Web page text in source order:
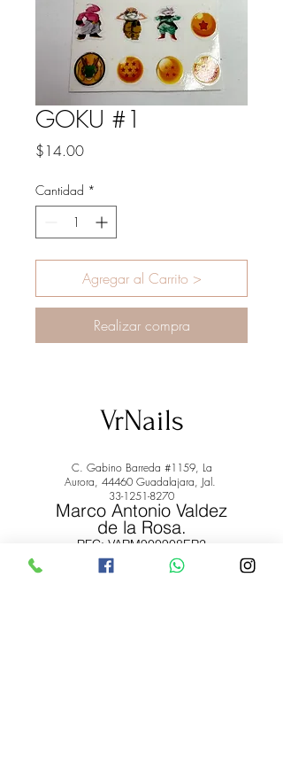
GOKU #1
$14.00Precio
Cantidad *
Agregar al Carrito >
Realizar compra
VrNails
C. Gabino Barreda #1159, La
Aurora, 44460 Guadalajara, Jal.
33-1251-8270
Marco Antonio Valdez
de la Rosa.
RFC: VARM900908ER2